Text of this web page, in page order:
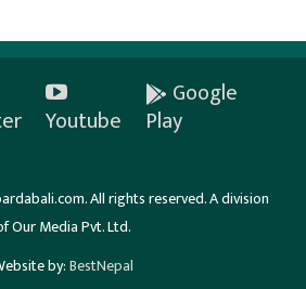
Youtube
Google
Play
All rights reserved. A division
Our Media Pvt. Ltd.
by:BestNepal